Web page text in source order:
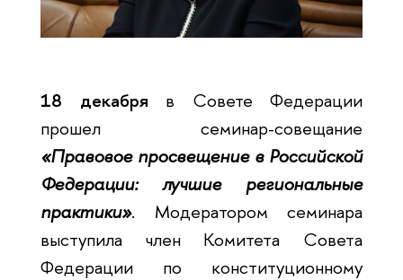
18 декабря в Совете Федерации
прошел семинар-совещание
«Правовое просвещение в Российской
Федерации: лучшие региональные
практики». Модератором семинара
выступила член Комитета Совета
Федерации по конституционному